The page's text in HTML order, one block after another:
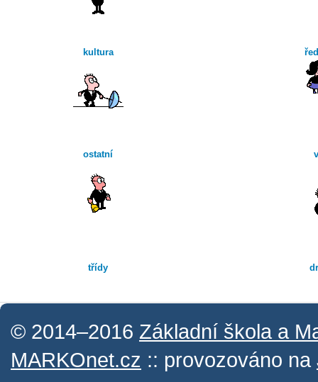
kultura
ostatní
třídy
© 2014–2016 Základní škola a
MARKOnet.cz :: provozováno na